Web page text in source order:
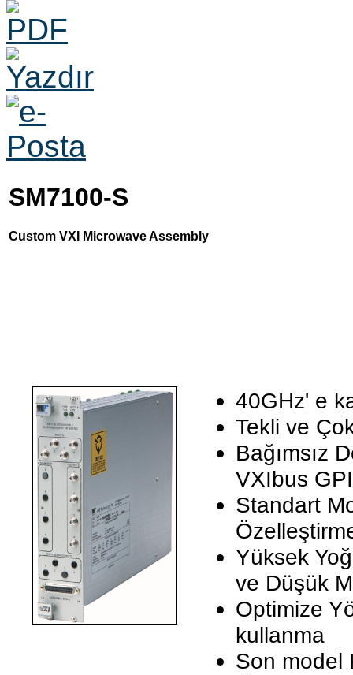
SM7100-S
Custom VXI Microwave Assembly
40GHz' e
Tekli ve
Bağımsız
VXIbus
Standart
Yüksek
ve Düşük
Optimize
kullanma
Son model